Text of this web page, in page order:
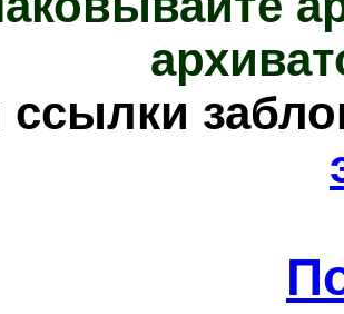
ссылки